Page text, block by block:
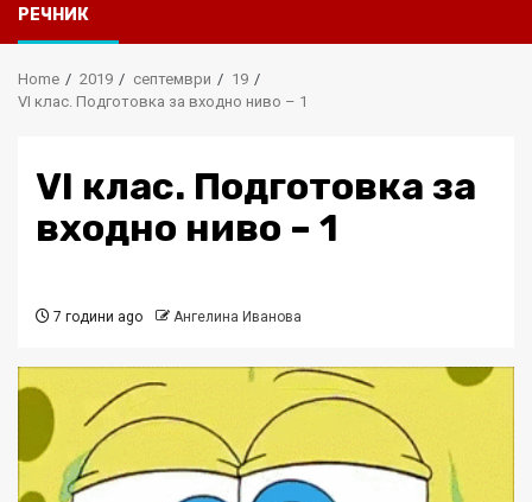
РЕЧНИК
Home 2019 септември
19
VI клас. Подготовка за входно ниво – 1
VI клас. Подготовка за
входно ниво – 1
7 години ago Ангелина Иванова